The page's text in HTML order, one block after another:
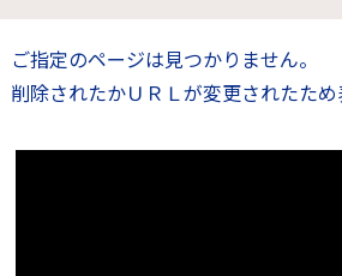
ご指定のページは見つかりません。
削除されたかＵＲＬが変更されたため